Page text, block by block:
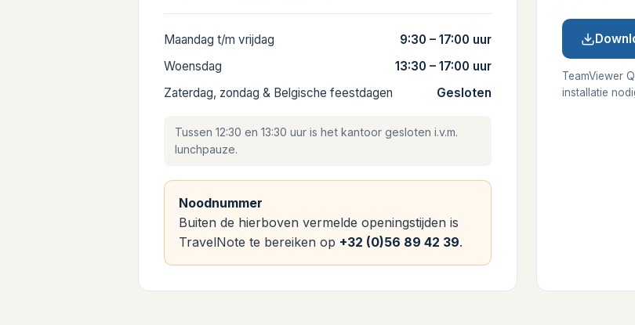
Maandag t/m vrijdag
9:30 – 17:00 uur
Woensdag
13:30 – 17:00 uur
Zaterdag, zondag & Belgische feestdagen
Gesloten
Tussen 12:30 en 13:30 uur is het kantoor gesloten i.v.m.
lunchpauze.
Noodnummer
Buiten de hierboven vermelde openingstijden is
TravelNote te bereiken op +32 (0)56 89 42 39.
TeamViewer
installatie